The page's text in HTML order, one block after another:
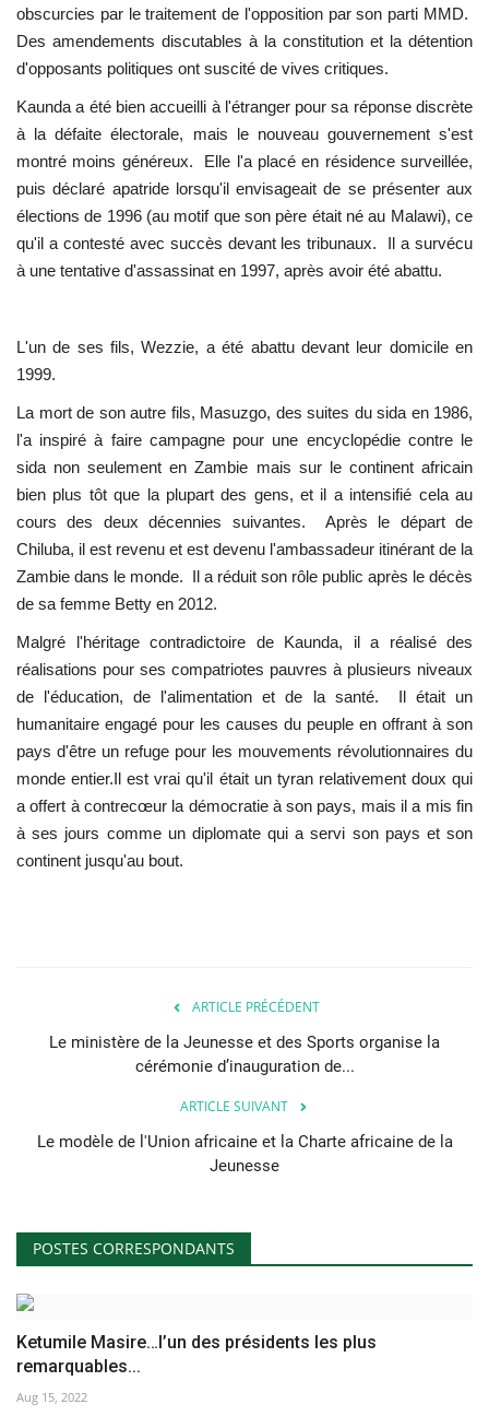
obscurcies par le traitement de l'opposition par son parti MMD.
Des amendements discutables à la constitution et la détention
d'opposants politiques ont suscité de vives critiques.
Kaunda a été bien accueilli à l'étranger pour sa réponse discrète
à la défaite électorale, mais le nouveau gouvernement s'est
montré moins généreux. Elle l'a placé en résidence surveillée,
puis déclaré apatride lorsqu'il envisageait de se présenter aux
élections de 1996 (au motif que son père était né au Malawi), ce
qu'il a contesté avec succès devant les tribunaux. Il a survécu
à une tentative d'assassinat en 1997, après avoir été abattu.
L'un de ses fils, Wezzie, a été abattu devant leur domicile en
1999.
La mort de son autre fils, Masuzgo, des suites du sida en 1986,
l'a inspiré à faire campagne pour une encyclopédie contre le
sida non seulement en Zambie mais sur le continent africain
bien plus tôt que la plupart des gens, et il a intensifié cela au
cours des deux décennies suivantes. Après le départ de
Chiluba, il est revenu et est devenu l'ambassadeur itinérant de la
Zambie dans le monde. Il a réduit son rôle public après le décès
de sa femme Betty en 2012.
Malgré l'héritage contradictoire de Kaunda, il a réalisé des
réalisations pour ses compatriotes pauvres à plusieurs niveaux
de l'éducation, de l'alimentation et de la santé. Il était un
humanitaire engagé pour les causes du peuple en offrant à son
pays d'être un refuge pour les mouvements révolutionnaires du
monde entier.Il est vrai qu'il était un tyran relativement doux qui
a offert à contrecœur la démocratie à son pays, mais il a mis fin
à ses jours comme un diplomate qui a servi son pays et son
continent jusqu'au bout.
ARTICLE PRÉCÉDENT
Le ministère de la Jeunesse et des Sports organise la
cérémonie d’inauguration de...
ARTICLE SUIVANT
Le modèle de l'Union africaine et la Charte africaine de la
Jeunesse
POSTES CORRESPONDANTS
Ketumile Masire…l’un des présidents les plus
remarquables...
Aug 15, 2022